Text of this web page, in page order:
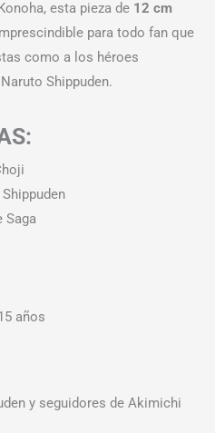
esta pieza de 12 cm
para todo fan que
como a los héroes
Shippuden.
Saga
años
y seguidores de Akimichi